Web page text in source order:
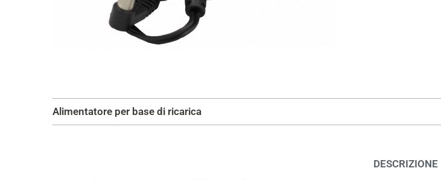
Alimentatore per base di ricarica
DESCRIZIONE